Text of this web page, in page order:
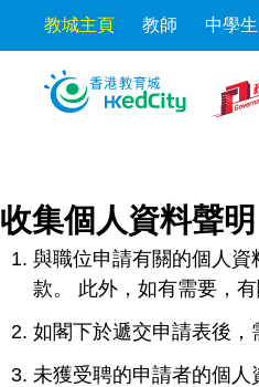
教城主頁 教師 中學生
Skip to content
收集個人資料聲
與職位申請有關的個人
款。 此外，如有需要，
如閣下於遞交申請表後，
未獲受聘的申請者的個